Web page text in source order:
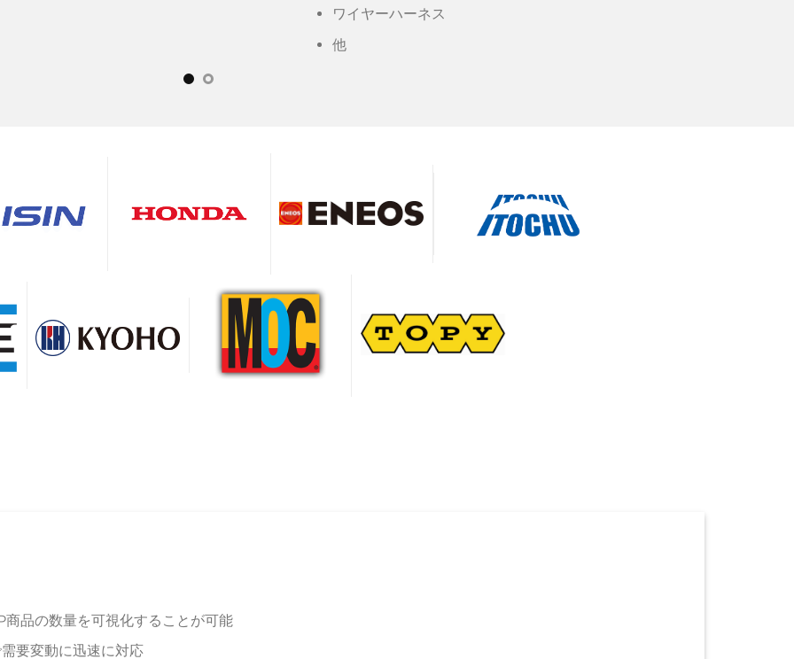
ワイヤーハーネス
他
品の数量を可視化することが可能
要変動に迅速に対応